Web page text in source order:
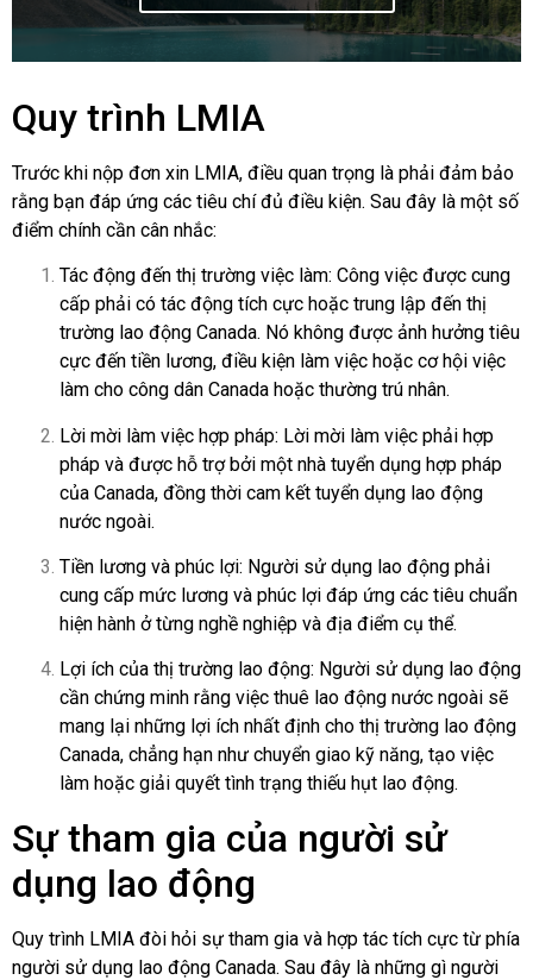
Quy trình LMIA
Trước khi nộp đơn xin LMIA, điều quan trọng là phải đảm bảo
rằng bạn đáp ứng các tiêu chí đủ điều kiện. Sau đây là một số
điểm chính cần cân nhắc:
Tác động đến thị trường việc làm: Công việc được cung
cấp phải có tác động tích cực hoặc trung lập đến thị
trường lao động Canada. Nó không được ảnh hưởng tiêu
cực đến tiền lương, điều kiện làm việc hoặc cơ hội việc
làm cho công dân Canada hoặc thường trú nhân.
Lời mời làm việc hợp pháp: Lời mời làm việc phải hợp
pháp và được hỗ trợ bởi một nhà tuyển dụng hợp pháp
của Canada, đồng thời cam kết tuyển dụng lao động
nước ngoài.
Tiền lương và phúc lợi: Người sử dụng lao động phải
cung cấp mức lương và phúc lợi đáp ứng các tiêu chuẩn
hiện hành ở từng nghề nghiệp và địa điểm cụ thể.
Lợi ích của thị trường lao động: Người sử dụng lao động
cần chứng minh rằng việc thuê lao động nước ngoài sẽ
mang lại những lợi ích nhất định cho thị trường lao động
Canada, chẳng hạn như chuyển giao kỹ năng, tạo việc
làm hoặc giải quyết tình trạng thiếu hụt lao động.
Sự tham gia của người sử
dụng lao động
Quy trình LMIA đòi hỏi sự tham gia và hợp tác tích cực từ phía
người sử dụng lao động Canada. Sau đây là những gì người